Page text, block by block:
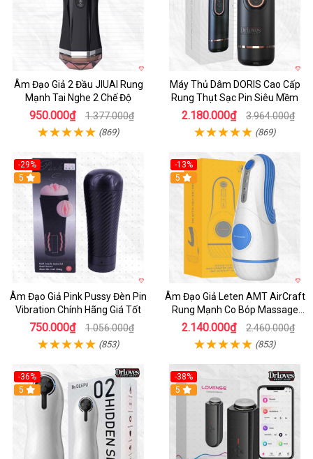
Âm Đạo Giả 2 Đầu JIUAI Rung
Mạnh Tai Nghe 2 Chế Độ
950.000₫ 1.377.000₫
(869)
Máy Thủ Dâm DORIS Cao Cấp
Rung Thụt Sạc Pin Siêu Mềm
2.180.000₫ 3.964.000₫
(869)
-29%
5
Âm Đạo Giả Pink Pussy Đèn Pin
Vibration Chính Hãng Giá Tốt
750.000₫ 1.056.000₫
(853)
-13%
5
Âm Đạo Giả Leten AMT AirCraft
Rung Mạnh Co Bóp Massage
Êm Ái
2.140.000₫ 2.460.000₫
(853)
-36%
Hot
5
-38%
Hot
5